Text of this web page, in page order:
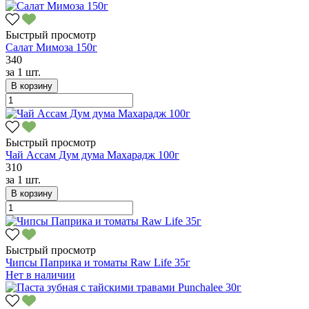
Быстрый просмотр
Салат Мимоза 150г
340
за 1 шт.
В корзину
Быстрый просмотр
Чай Ассам Дум дума Махарадж 100г
310
за 1 шт.
В корзину
Быстрый просмотр
Чипсы Паприка и томаты Raw Life 35г
Нет в наличии